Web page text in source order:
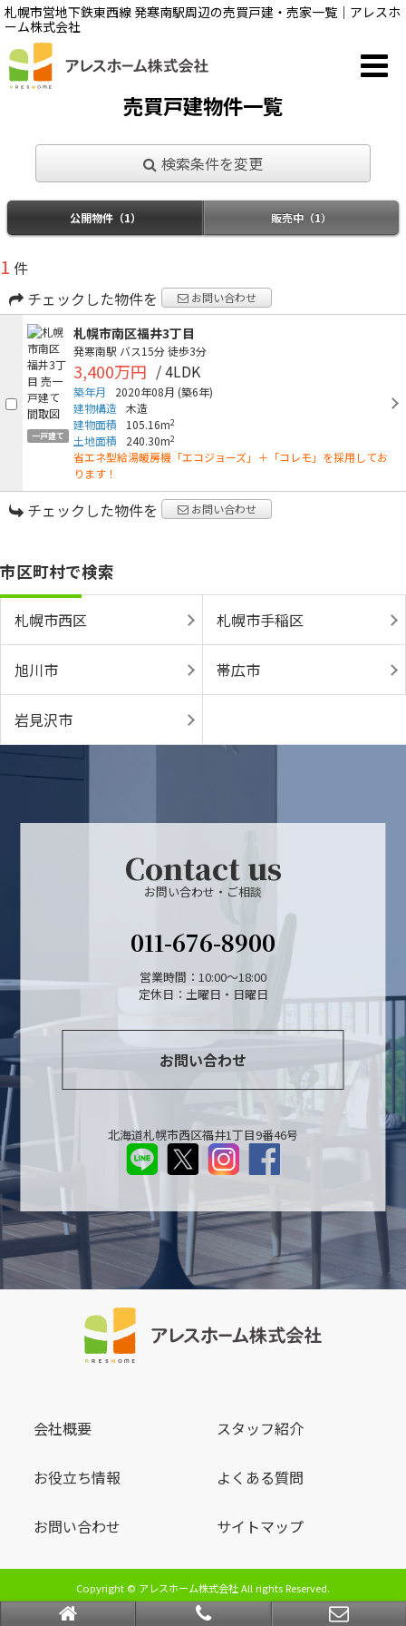
札幌市営地下鉄東西線 発寒南駅周辺の売買戸建・売家一覧｜アレスホ
ーム株式会社
売買戸建物件一覧
検索条件を変更
公開物件（1） 販売中（1）
1 件
チェックした物件を
お問い合わせ
一戸建て
札幌市南区福井3丁目
発寒南駅 バス15分徒歩3分
3,400万円 / 4LDK
築年月 2020年08月 (築6年)
建物構造 木造
建物面積
105.16m2
土地面積 240.30m2
省エネ型給湯暖房機「エコジョーズ」＋「コレモ」を採用してお
ります！
チェックした物件を お問い合わせ
市区町村で検索
札幌市西区 札幌市手稲区
旭川市 帯広市
岩見沢市
Contact us
お問い合わせ・ご相談
011-676-8900
営業時間：10:00～18:00
定休日：土曜日・日曜日
お問い合わせ
北海道札幌市西区福井1丁目9番46号
会社概要 スタッフ紹介
お役立ち情報 よくある質問
お問い合わせ サイトマップ
Copyright © アレスホーム株式会社 All rights Reserved.
powered by 不動産クラウドオフィス